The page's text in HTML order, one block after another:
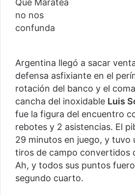
Argentina llegó a sacar
defensa asfixiante en el
rotación del banco y el
cancha del inoxidable Luis
fue la figura del encuentro
rebotes y 2 asistencias. El
29 minutos en juego, y tuvo
tiros de campo convertidos
Ah, y todos sus puntos
segundo cuarto.